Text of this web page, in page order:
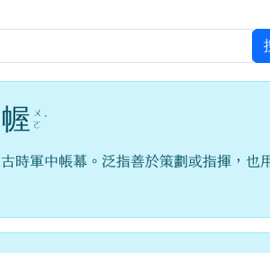
幄 ㄨ
ㄛ ˋ
時軍中帳幕。泛指善於策劃或指揮，也